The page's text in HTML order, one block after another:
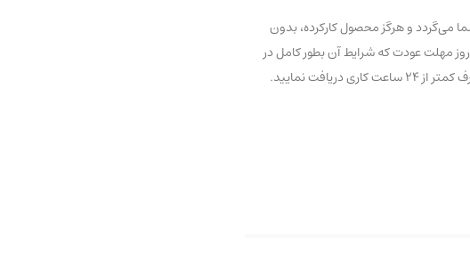
می‌گردد و هرگز محصول کارکرده، بدون
تاریخ و یا تقلبی با عناوین درجه یک و… در این فروشگاه عرضه نشده و نخواهد شد. اگر به تازگی با ما آشنا شده‌اید نگران نباشید، شما می‌توانید از 7 روز مهلت عودت که شرایط آن بطور کامل در
نمایید.